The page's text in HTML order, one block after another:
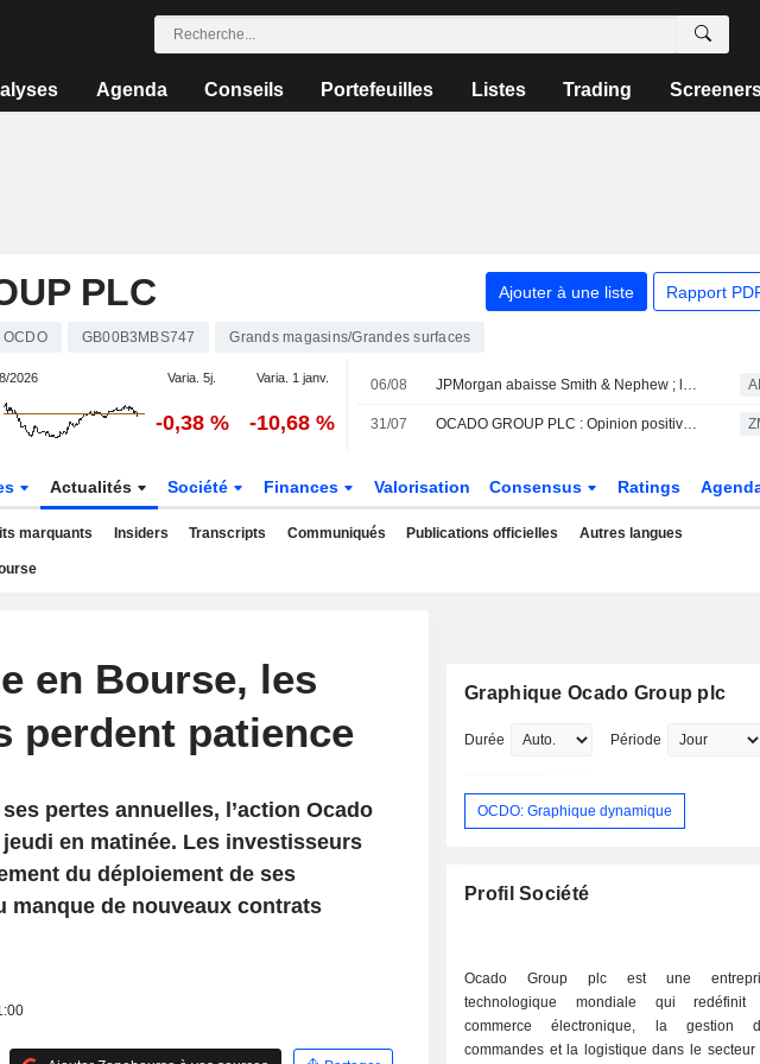
Agenda Conseils Portefeuilles Listes Trading
PLC Ajouter à une liste Rapport
OCDO GB00B3MBS747 Grands magasins/Grandes surfaces
2026 Varia. 5j. Varia. 1 janv.
-0,38 % -10,68 %
06/08 JPMorgan abaisse Smith & Nephew ; les courtiers plébiscitent Next
31/07 OCADO GROUP PLC : Opinion positive de AlphaValue/Baader Europe
Actualités Société Finances Valorisation Consensus Ratings
marquants Insiders Transcripts Communiqués Publications officielles Autres langues
en Bourse, les
perdent patience
pertes annuelles, l’action Ocado
en matinée. Les investisseurs
du déploiement de ses
manque de nouveaux contrats
Graphique Ocado Group plc
Durée Période
OCDO: Graphique dynamique
Profil Société
Ocado Group plc est une
technologique mondiale qui redéfinit
commerce électronique, la gestion
commandes et la logistique dans le secteur